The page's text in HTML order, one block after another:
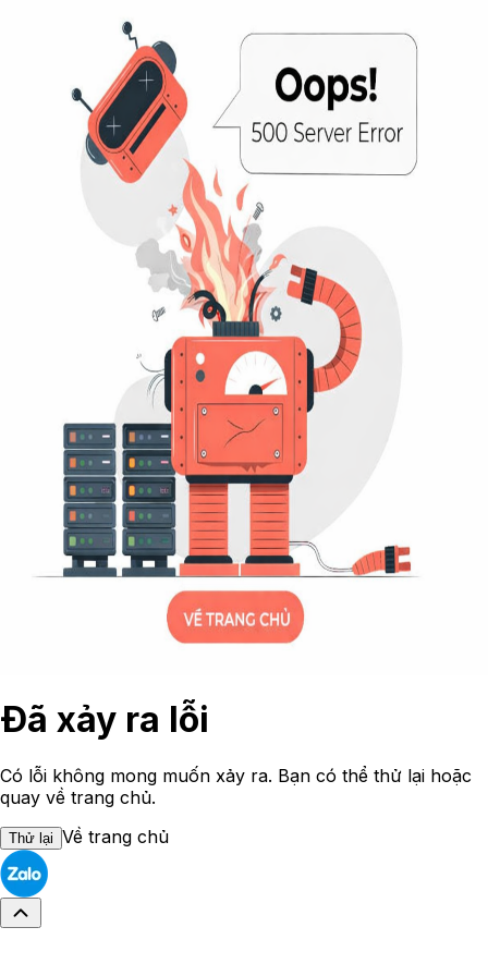
Đã xảy ra lỗi
Có lỗi không mong muốn xảy ra. Bạn có thể thử lại hoặc
quay về trang chủ.
Thử lại Về trang chủ